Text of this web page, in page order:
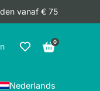
vanaf € 75
0
Nederlands